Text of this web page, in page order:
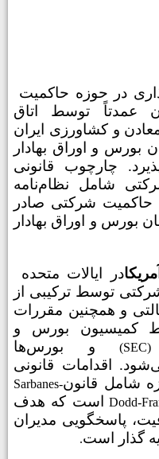
عمدتاً توسط اتاق
معادن و کشاورزی ایران
بورس و اوراق بهادار
چارچوب قانونی
شامل نظام‌نامه
حاکمیت شرکتی صادر
بورس و اوراق بهادار
توسط ترکیبی از
و همچنین مقررات
کمیسیون بورس و
و بورس‌ها
اقدامات قانونی
شامل قانونSarbanes-
است که هدف
پاسخگویی مدیران
گذار است.